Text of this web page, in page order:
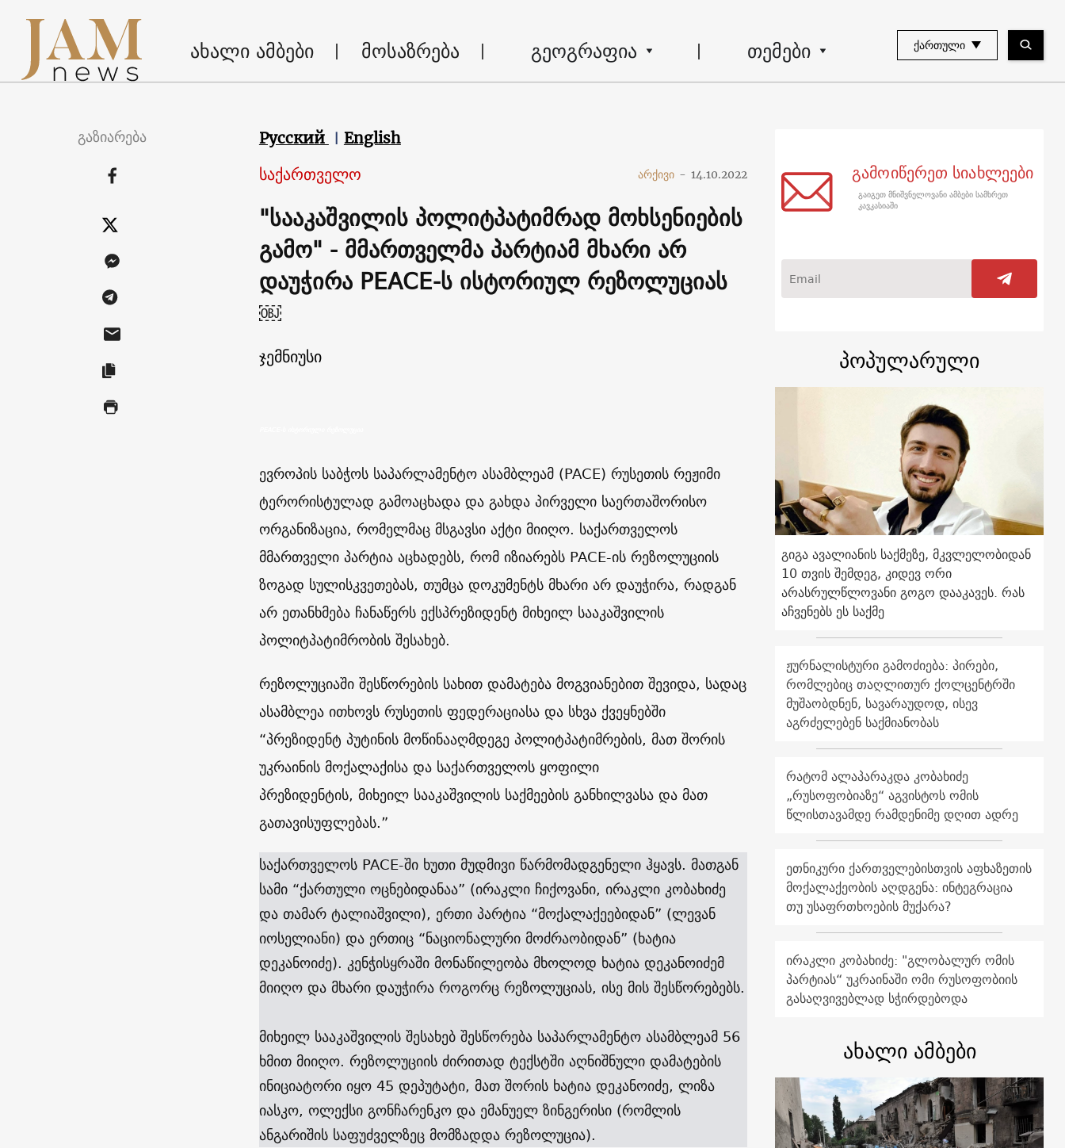
ახალი ამბები მოსაზრება გეოგრაფია თემები ᲥᲐᲠᲗᲣᲚᲘ
გაზიარება Русский English
საქართველო არქივი - 14.10.2022
"სააკაშვილის პოლიტპატიმრად მოხსენიების
გამო" - მმართველმა პარტიამ მხარი არ
დაუჭირა PEACE-ს ისტორიულ რეზოლუციას
￼
ჯემნიუსი
ევროპის საბჭოს საპარლამენტო ასამბლეამ (PACE) რუსეთის რეჟიმი
ტერორისტულად გამოაცხადა და გახდა პირველი საერთაშორისო
ორგანიზაცია, რომელმაც მსგავსი აქტი მიიღო. საქართველოს
მმართველი პარტია აცხადებს, რომ იზიარებს PACE-ის რეზოლუციის
ზოგად სულისკვეთებას, თუმცა დოკუმენტს მხარი არ დაუჭირა, რადგან
არ ეთანხმება ჩანაწერს ექსპრეზიდენტ მიხეილ სააკაშვილის
პოლიტპატიმრობის შესახებ.
რეზოლუციაში შესწორების სახით დამატება მოგვიანებით შევიდა, სადაც
ასამბლეა ითხოვს რუსეთის ფედერაციასა და სხვა ქვეყნებში
“პრეზიდენტ პუტინის მოწინააღმდეგე პოლიტპატიმრების, მათ შორის
უკრაინის მოქალაქისა და საქართველოს ყოფილი
პრეზიდენტის, მიხეილ სააკაშვილის საქმეების განხილვასა და მათ
გათავისუფლებას.”
საქართველოს PACE-ში ხუთი მუდმივი წარმომადგენელი ჰყავს. მათგან
სამი “ქართული ოცნებიდანაა” (ირაკლი ჩიქოვანი, ირაკლი კობახიძე
და თამარ ტალიაშვილი), ერთი პარტია “მოქალაქეებიდან” (ლევან
იოსელიანი) და ერთიც “ნაციონალური მოძრაობიდან” (ხატია
დეკანოიძე). კენჭისყრაში მონაწილეობა მხოლოდ ხატია დეკანოიძემ
მიიღო და მხარი დაუჭირა როგორც რეზოლუციას, ისე მის შესწორებებს.
მიხეილ სააკაშვილის შესახებ შესწორება საპარლამენტო ასამბლეამ 56
ხმით მიიღო. რეზოლუციის ძირითად ტექსტში აღნიშნული დამატების
ინიციატორი იყო 45 დეპუტატი, მათ შორის ხატია დეკანოიძე, ლიზა
იასკო, ოლექსი გონჩარენკო და ემანუელ ზინგერისი (რომლის
ანგარიშის საფუძველზეც მომზადდა რეზოლუცია).
გამოიწერეთ სიახლეები
გაიგეთ მნიშვნელოვანი ამბები სამხრეთ
კავკასიაში
პოპულარული
გიგა ავალიანის საქმეზე, მკვლელობიდან
10 თვის შემდეგ, კიდევ ორი
არასრულწლოვანი გოგო დააკავეს. რას
აჩვენებს ეს საქმე
ჟურნალისტური გამოძიება: პირები,
რომლებიც თაღლითურ ქოლცენტრში
მუშაობდნენ, სავარაუდოდ, ისევ
აგრძელებენ საქმიანობას
რატომ ალაპარაკდა კობახიძე
„რუსოფობიაზე“ აგვისტოს ომის
წლისთავამდე რამდენიმე დღით ადრე
ეთნიკური ქართველებისთვის აფხაზეთის
მოქალაქეობის აღდგენა: ინტეგრაცია
თუ უსაფრთხოების მუქარა?
ირაკლი კობახიძე: "გლობალურ ომის
პარტიას“ უკრაინაში ომი რუსოფობიის
გასაღვივებლად სჭირდებოდა
ახალი ამბები